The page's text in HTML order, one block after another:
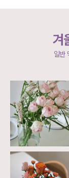
겨
일반